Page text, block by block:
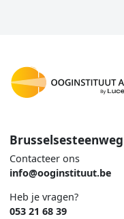
Contacteer ons
info@ooginstituut.be
Heb je vragen?
053 21 68 39